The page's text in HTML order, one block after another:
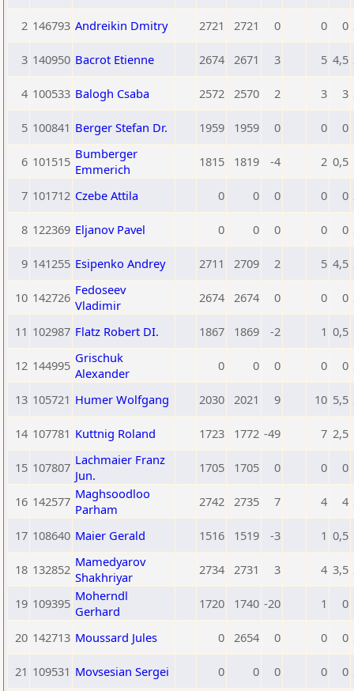
2 146793 Andreikin Dmitry 2721 2721 0 0 0
3 140950 Bacrot Etienne 2674 2671 3 5 4,5
4 100533 Balogh Csaba 2572 2570 2 3 3
5 100841 Berger Stefan Dr. 1959 1959 0 0 0
6 101515 Bumberger
Emmerich
1815 1819 -4 2 0,5
7 101712 Czebe Attila 0 0 0 0 0
8 122369 Eljanov Pavel 0 0 0 0 0
9 141255 Esipenko Andrey 2711 2709 2 5 4,5
10 142726 Fedoseev
Vladimir
2674 2674 0 0 0
11 102987 Flatz Robert DI. 1867 1869 -2 1 0,5
12 144995 Grischuk
Alexander
0 0 0 0 0
13 105721 Humer Wolfgang 2030 2021 9 10 5,5
14 107781 Kuttnig Roland 1723 1772 -49 7 2,5
15 107807 Lachmaier Franz
Jun.
1705 1705 0 0 0
16 142577 Maghsoodloo
Parham
2742 2735 7 4 4
17 108640 Maier Gerald 1516 1519 -3 1 0,5
18 132852 Mamedyarov
Shakhriyar
2734 2731 3 4 3,5
19 109395 Moherndl
Gerhard
1720 1740 -20 1 0
20 142713 Moussard Jules 0 2654 0 0 0
21 109531 Movsesian Sergei 0 0 0 0 0